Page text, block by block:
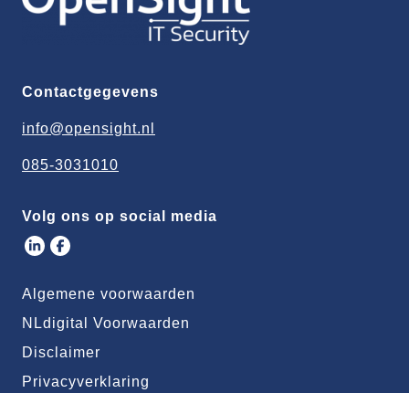
Contactgegevens
info@opensight.nl
085-3031010
Volg ons op social media
Algemene voorwaarden
NLdigital Voorwaarden
Disclaimer
Privacyverklaring